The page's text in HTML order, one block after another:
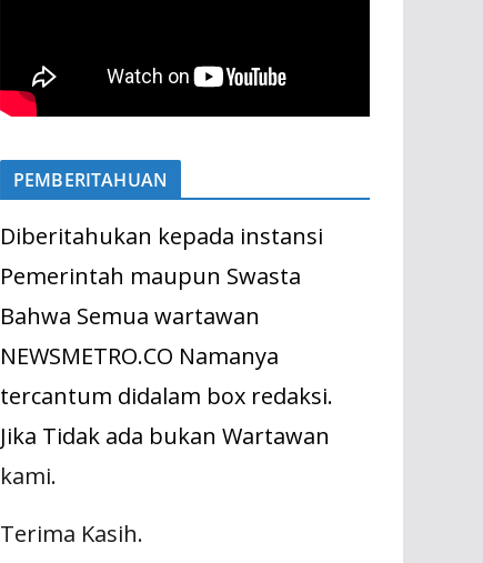
PEMBERITAHUAN
Diberitahukan kepada instansi
Pemerintah maupun Swasta
Bahwa Semua wartawan
NEWSMETRO.CO Namanya
tercantum didalam box redaksi.
Jika Tidak ada bukan Wartawan
kami.
Terima Kasih.